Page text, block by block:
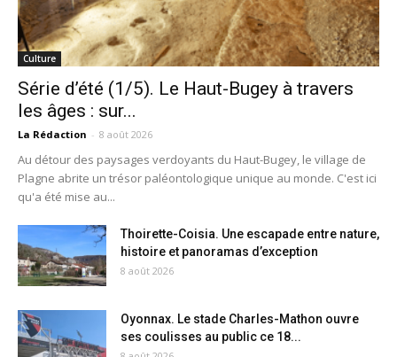
Culture
Série d’été (1/5). Le Haut-Bugey à travers
les âges : sur...
La Rédaction - 8 août 2026
Au détour des paysages verdoyants du Haut-Bugey, le village de
Plagne abrite un trésor paléontologique unique au monde. C'est ici
qu'a été mise au...
Thoirette-Coisia. Une escapade entre nature,
histoire et panoramas d’exception
8 août 2026
Oyonnax. Le stade Charles-Mathon ouvre
ses coulisses au public ce 18...